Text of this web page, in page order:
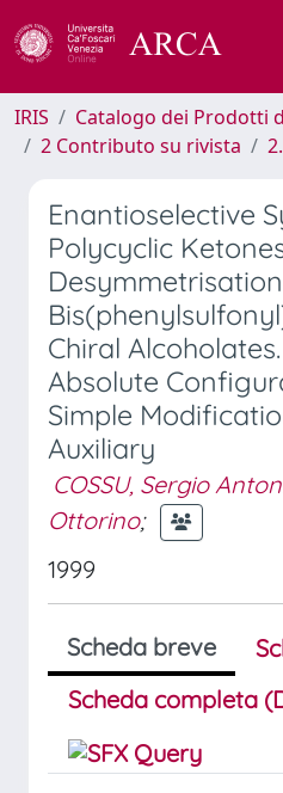
IRIS
Catalogo dei Prodotti
2 Contributo su rivista
Enantioselective
Polycyclic
Chiral
Absolute
Simple
Auxiliary
COSSU, Sergio
Ottorino;
1999
Scheda breve
Scheda completa